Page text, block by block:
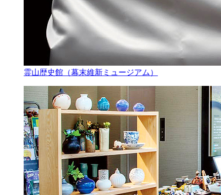
霊山歴史館（幕末維新ミュージアム）